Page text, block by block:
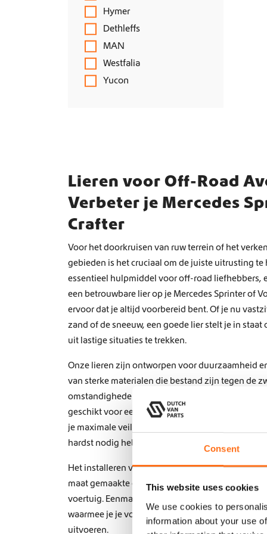
Consent
This website uses cookies
We use cookies to
information about your use
Hymer
Dethleffs
MAN
Westfalia
Yucon
Lieren voor Off-Road
Verbeter je Mercedes
Crafter
Voor het doorkruisen van ruw terrein of het
gebieden is het cruciaal om de juiste uitrusting te
essentieel hulpmiddel voor off-road liefhebbers,
een betrouwbare lier op je Mercedes Sprinter of
ervoor dat je altijd voorbereid bent. Of je nu
zand of de sneeuw, een goede lier stelt je in
uit lastige situaties te trekken.
Onze lieren zijn ontworpen voor duurzaamheid
van sterke materialen die bestand zijn tegen de
omstandigheden. Met verschillende
geschikt voor een breed scala aan voertuigen en
je maximale veiligheid en betrouwbaarheid hebt
hardst nodig hebt.
Het installeren van een lier op je campervan is
maat gemaakte oplossingen die passen bij de
voertuig. Eenmaal gemonteerd, wordt je lier een
waarmee je je voertuig kunt herstellen of andere
uitvoeren.